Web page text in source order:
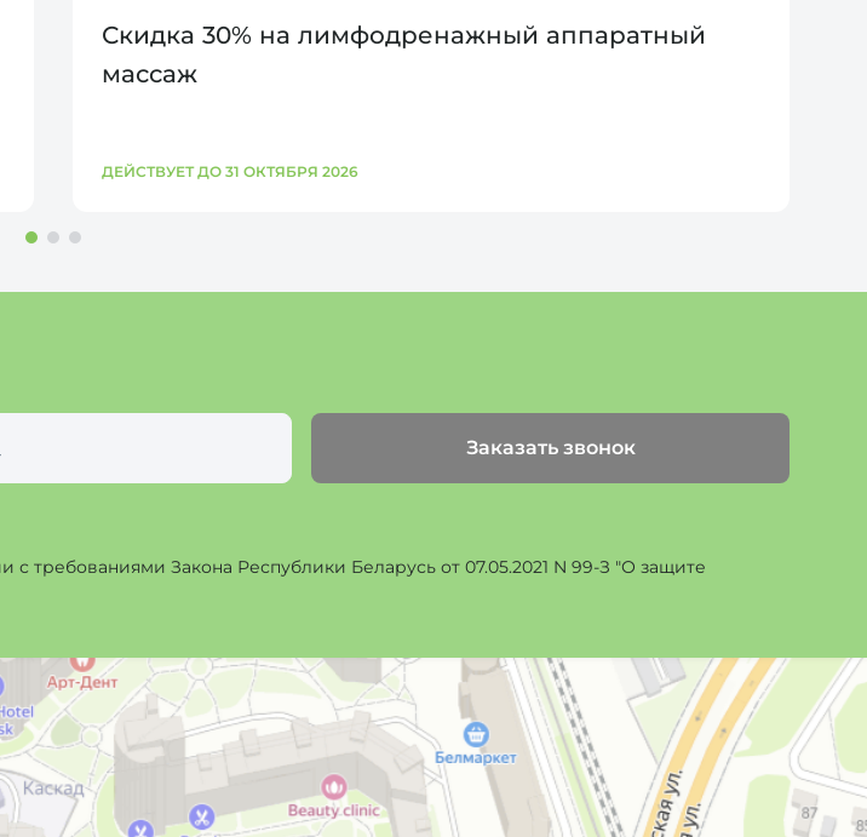
Скидка 30% на лимфодренажный аппаратный
массаж
ДЕЙСТВУЕТ ДО 31 ОКТЯБРЯ 2026
Заказать звонок
с требованиями Закона Республики Беларусь от 07.05.2021 N 99-З "О защите